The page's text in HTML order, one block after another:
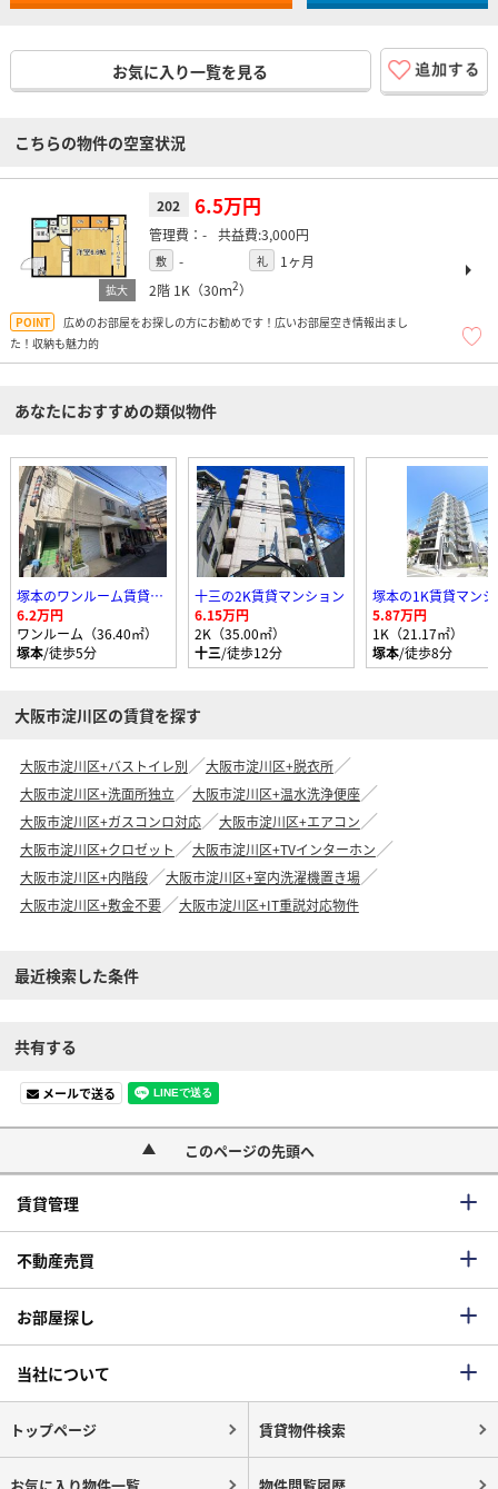
お気に入り一覧を見る
こちらの物件の空室状況
202 6.5万円
- 3,000円
敷 - 礼
1ヶ月
2階 1K（30ｍ2）
広めのお部屋をお探しの方にお勧めです！広いお部屋空き情報出まし
た！収納も魅力的
あなたにおすすめの類似物件
塚本のワンルーム賃貸マンション
6.2万円
ワンルーム（36.40㎡）
塚本/徒歩5分
十三の2K賃貸マンション
6.15万円
2K（35.00㎡）
十三/徒歩12分
塚本の1K賃貸マン
5.87万円
1K（21.17㎡）
塚本/徒歩8分
大阪市淀川区の賃貸を探す
大阪市淀川区+バストイレ別
大阪市淀川区+脱衣所
大阪市淀川区+洗面所独立
大阪市淀川区+温水洗浄便座
大阪市淀川区+ガスコンロ対応
大阪市淀川区+エアコン
大阪市淀川区+クロゼット
大阪市淀川区+TVインターホン
大阪市淀川区+内階段
大阪市淀川区+室内洗濯機置き場
大阪市淀川区+敷金不要
大阪市淀川区+IT重説対応物件
最近検索した条件
共有する
メールで送る
このページの先頭へ
賃貸管理
不動産売買
お部屋探し
当社について
トップページ 賃貸物件検索